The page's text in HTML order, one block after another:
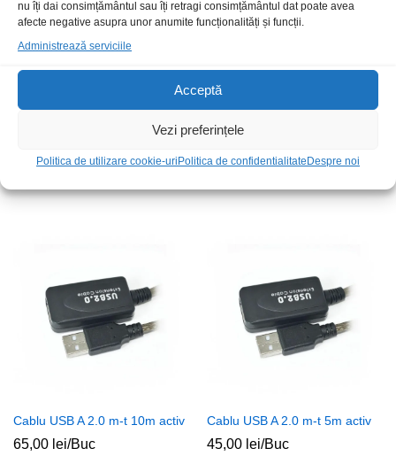
nu îți dai consimțământul sau îți retragi consimțământul dat poate avea
afecte negative asupra unor anumite funcționalități și funcții.
Administrează serviciile
Acceptă
Vezi preferințele
Politica de utilizare cookie-uri Politica de confidentialitate Despre noi
30,00lei/Buc 40,00lei/Buc
Cablu USB A 2.0 m-t 10m activ
65,00 lei/Buc
Cablu USB A 2.0 m-t 5m activ
45,00 lei/Buc